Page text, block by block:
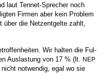
laut Ten­net-Spre­cher noch
Fir­men aber kein Pro­blem
über die Netz­ent­gel­te zahlt,
Wir hal­ten die Ful­
Aus­las­tung von 17 % (lt.
NEP
not­wen­dig, egal wo sie